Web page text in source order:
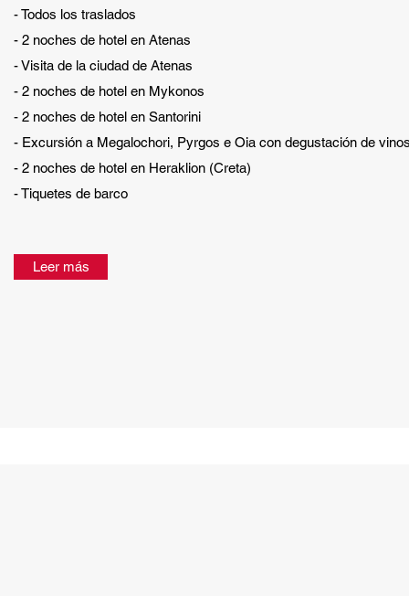
- Todos los traslados
- 2 noches de hotel en Atenas
- Visita de la ciudad de Atenas
- 2 noches de hotel en Mykonos
- 2 noches de hotel en Santorini
- Excursión a Megalochori, Pyrgos e Oia con degustación de
- 2 noches de hotel en Heraklion (Creta)
- Tiquetes de barco
Leer más